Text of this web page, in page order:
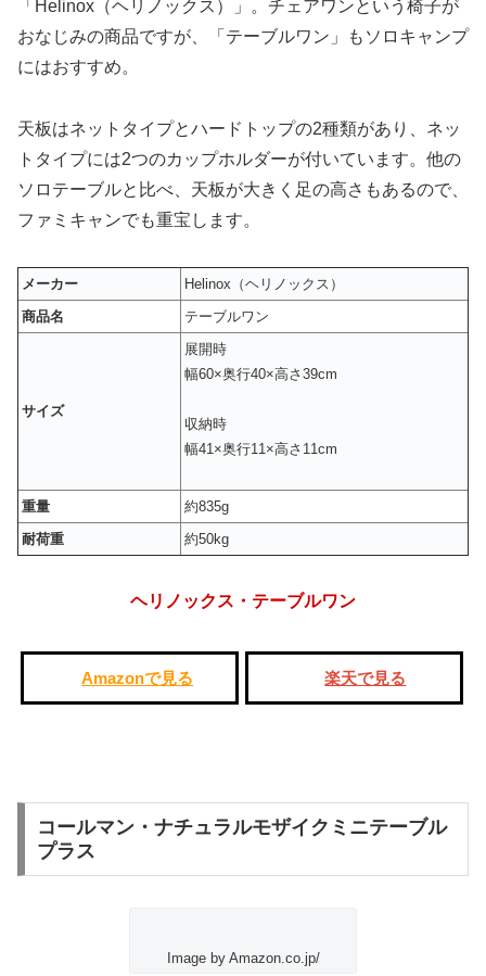
「Helinox（ヘリノックス）」。チェアワンという椅子が
おなじみの商品ですが、
「テーブルワン」
もソロキャンプ
にはおすすめ。
天板はネットタイプとハードトップの2種類があり、ネッ
トタイプには2つのカップホルダーが付いています。他の
ソロテーブルと比べ、天板が大きく足の高さもあるので、
ファミキャンでも重宝します。
メーカー
Helinox（ヘリノックス）
商品名
テーブルワン
サイズ
展開時
幅60×奥行40×高さ39cm
収納時
幅41×奥行11×高さ11cm
重量
約835g
耐荷重
約50kg
ヘリノックス・テーブルワン
Amazonで見る 楽天で見る
コールマン・ナチュラルモザイクミニテーブル
プラス
Image by Amazon.co.jp/